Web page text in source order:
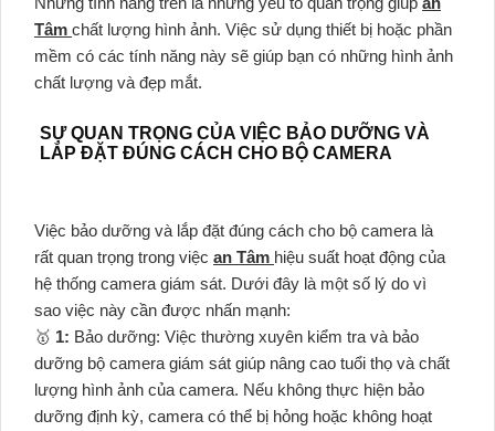
Tâm chất lượng hình ảnh. Việc sử dụng thiết bị hoặc phần
mềm có các tính năng này sẽ giúp bạn có những hình ảnh
chất lượng và đẹp mắt.
SỰ QUAN TRỌNG CỦA VIỆC BẢO DƯỠNG VÀ
LẮP ĐẶT ĐÚNG CÁCH CHO BỘ CAMERA
Việc bảo dưỡng và lắp đặt đúng cách cho bộ camera là
rất quan trọng trong việc an Tâm hiệu suất hoạt động của
hệ thống camera giám sát. Dưới đây là một số lý do vì
sao việc này cần được nhấn mạnh:
🥇️ 1: Bảo dưỡng: Việc thường xuyên kiểm tra và bảo
dưỡng bộ camera giám sát giúp nâng cao tuổi thọ và chất
lượng hình ảnh của camera. Nếu không thực hiện bảo
dưỡng định kỳ, camera có thể bị hỏng hoặc không hoạt